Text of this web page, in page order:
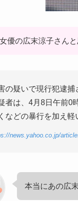
女優の広末涼子さん
の疑いで現行犯逮
者は、4月8日午前0
などの暴行を加え
news.yahoo.co.jp/
本当にあの広